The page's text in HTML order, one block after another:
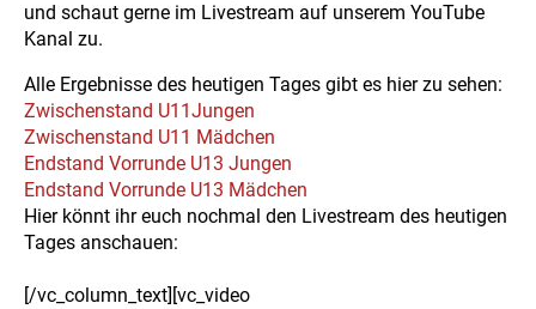
und schaut gerne im Livestream auf unserem YouTube
Kanal zu.
Alle Ergebnisse des heutigen Tages gibt es hier zu sehen:
Zwischenstand U11Jungen
Zwischenstand U11 Mädchen
Endstand Vorrunde U13 Jungen
Endstand Vorrunde U13 Mädchen
Hier könnt ihr euch nochmal den Livestream des heutigen
Tages anschauen:
[/vc_column_text][vc_video